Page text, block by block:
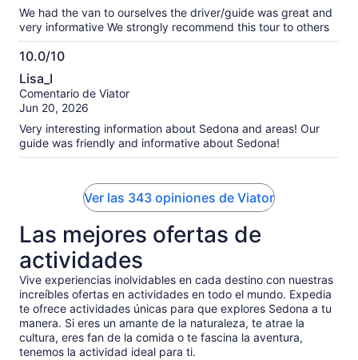
We had the van to ourselves the driver/guide was great and
very informative We strongly recommend this tour to others
10.0/10
10.0
de
10
Lisa_I
Comentario de Viator
Jun 20, 2026
Very interesting information about Sedona and areas! Our
guide was friendly and informative about Sedona!
Ver las 343 opiniones de Viator
Las mejores ofertas de
actividades
Vive experiencias inolvidables en cada destino con nuestras
increíbles ofertas en actividades en todo el mundo. Expedia
te ofrece actividades únicas para que explores Sedona a tu
manera. Si eres un amante de la naturaleza, te atrae la
cultura, eres fan de la comida o te fascina la aventura,
tenemos la actividad ideal para ti.